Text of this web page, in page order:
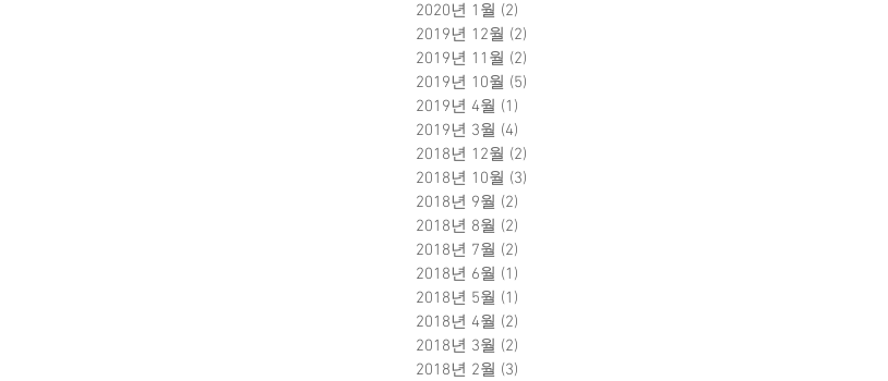
2020년 1월 (2)
2019년 12월 (2)
2019년 11월 (2)
2019년 10월 (5)
2019년 4월 (1)
2019년 3월 (4)
2018년 12월 (2)
2018년 10월 (3)
2018년 9월 (2)
2018년 8월 (2)
2018년 7월 (2)
2018년 6월 (1)
2018년 5월 (1)
2018년 4월 (2)
2018년 3월 (2)
2018년 2월 (3)